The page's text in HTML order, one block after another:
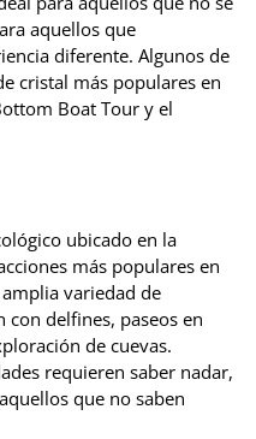
aquellos que
diferente. Algunos de
cristal más populares en
Boat Tour y el
ubicado en la
más populares en
variedad de
delfines, paseos en
de cuevas.
requieren saber nadar,
que no saben